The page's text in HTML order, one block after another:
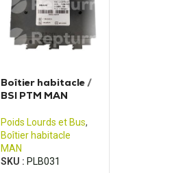
Boîtier habitacle /
BSI PTM MAN
Poids Lourds et Bus,
Boîtier habitacle
MAN
SKU : PLB031